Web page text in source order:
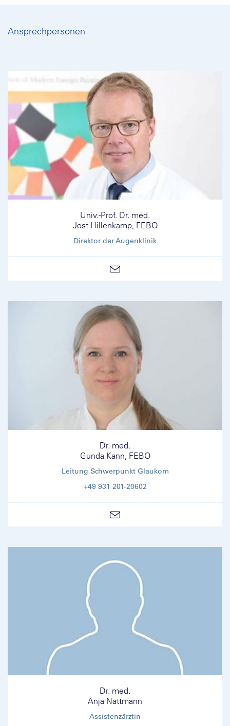
Ansprechpersonen
Univ.-Prof. Dr. med.
Jost Hillenkamp, FEBO
Direktor der Augenklinik
Dr. med.
Gunda Kann, FEBO
Leitung Schwerpunkt Glaukom
+49 931 201-20602
Dr. med.
Anja Nattmann
Assistenzärztin